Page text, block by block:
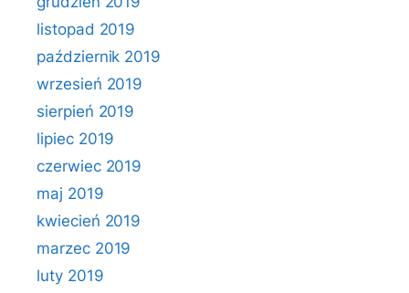
listopad 2019
październik 2019
wrzesień 2019
sierpień 2019
lipiec 2019
czerwiec 2019
maj 2019
kwiecień 2019
marzec 2019
luty 2019